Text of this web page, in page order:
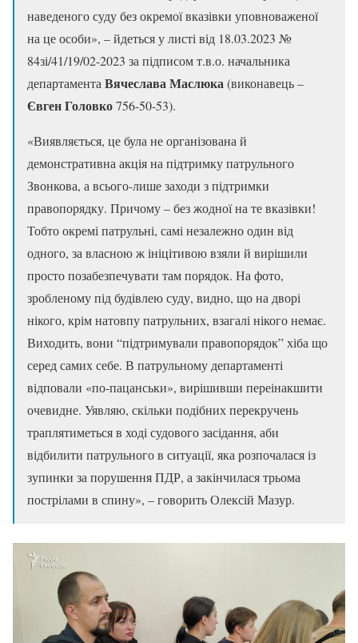
наведеного суду без окремої вказівки уповноваженої
на це особи», – йдеться у листі від 18.03.2023 №
84зі/41/19/02-2023 за підписом т.в.о. начальника
департамента Вячеслава Маслюка(виконавець –
Євген Головко756-50-53).
«Виявляється, це була не організована й
демонстративна акція на підтримку патрульного
Звонкова, а всього-лише заходи з підтримки
правопорядку. Причому – без жодної на те вказівки!
Тобто окремі патрульні, самі незалежно один від
одного, за власною ж ініцітивою взяли й вирішили
просто позабезпечувати там порядок. На фото,
зробленому під будівлею суду, видно, що на дворі
нікого, крім натовпу патрульних, взагалі нікого немає.
Виходить, вони “підтримували правопорядок” хіба що
серед самих себе. В патрульному департаменті
відповали «по-пацанськи», вирішивши переінакшити
очевидне. Уявляю, скільки подібних перекручень
траплятиметься в ході судового засідання, аби
відбилити патрульного в ситуації, яка розпочалася із
зупинки за порушення ПДР, а закінчилася трьома
пострілами в спину», – говорить Олексій Мазур.